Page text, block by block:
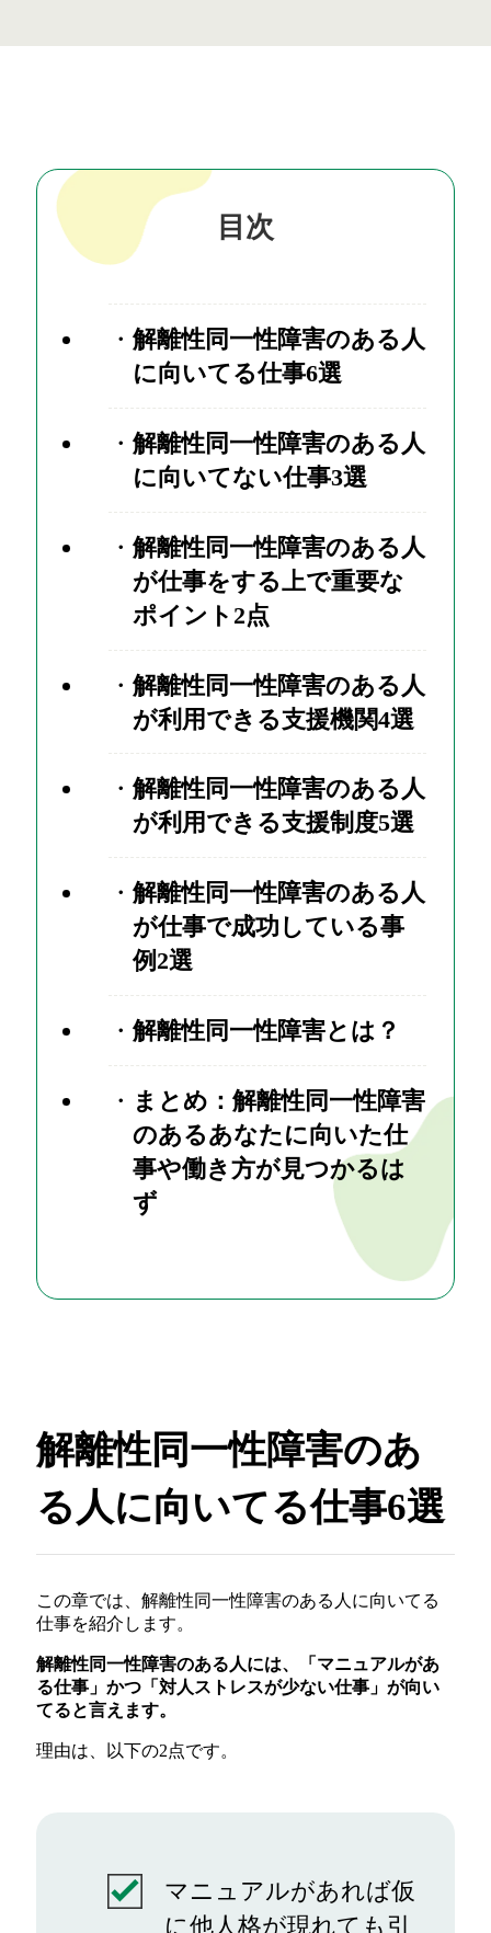
目次
解離性同一性障害のある人
に向いてる仕事6選
解離性同一性障害のある人
に向いてない仕事3選
解離性同一性障害のある人
が仕事をする上で重要な
ポイント2点
解離性同一性障害のある人
が利用できる支援機関4選
解離性同一性障害のある人
が利用できる支援制度5選
解離性同一性障害のある人
が仕事で成功している事
例2選
解離性同一性障害とは？
まとめ：解離性同一性障害
のあるあなたに向いた仕
事や働き方が見つかるは
ず
解離性同一性障害のあ
る人に向いてる仕事6選
この章では、解離性同一性障害のある人に向いてる
仕事を紹介します。
解離性同一性障害のある人には、「マニュアルがあ
る仕事」かつ「対人ストレスが少ない仕事」が向い
てると言えます。
理由は、以下の2点です。
マニュアルがあれば仮
に他人格が現れても引